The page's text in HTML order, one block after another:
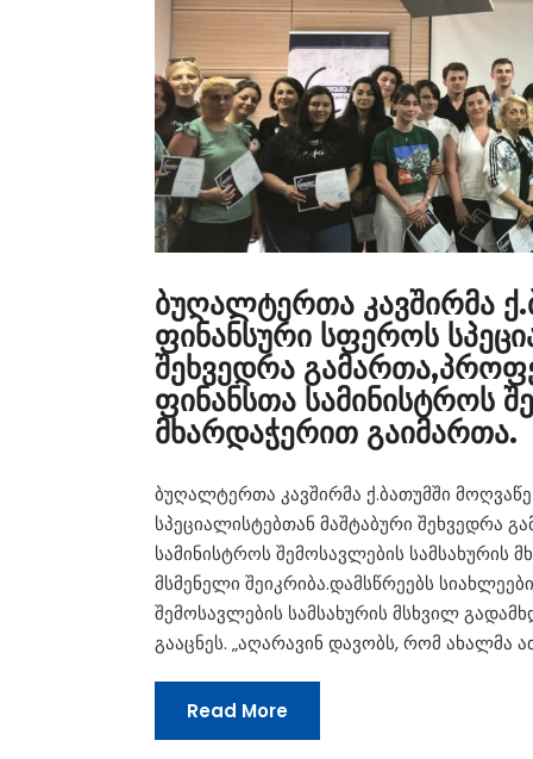
ბუღალტერთა კავშირმა
ფინანსური სფეროს
შეხვედრა
ფინანსთა სამინისტროს
მხარდაჭერით გაიმართა.
ბუღალტერთა კავშირმა ქ.ბათუმში
სპეციალისტებთან მაშტაბური შეხვედრა
სამინისტროს შემოსავლების სამსახურის
მსმენელი შეიკრიბა.დამსწრეებს
შემოსავლების სამსახურის მსხვილ
გააცნეს. „აღარავინ დავობს, რომ
Read More